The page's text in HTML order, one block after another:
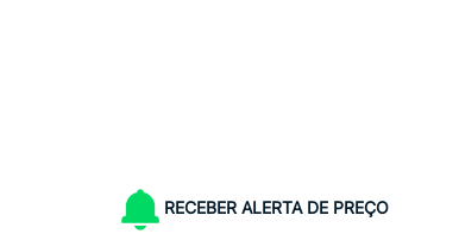
RECEBER ALERTA DE PREÇO